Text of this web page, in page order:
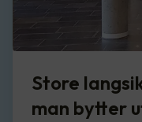
Store
man bytter